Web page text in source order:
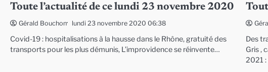
Toute l’actualité de ce lundi 23 novembre 2020
Gérald Bouchon lundi 23 novembre 2020 06:38
Covid-19 : hospitalisations à la hausse dans le Rhône, gratuité des
transports pour les plus démunis, L’improvidence se réinvente…
Des
Gris ,
2021